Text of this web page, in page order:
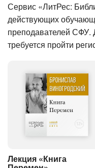
Сервис «ЛитРес:
действующих
преподавателей СФУ.
требуется пройти
Лекция «Книга